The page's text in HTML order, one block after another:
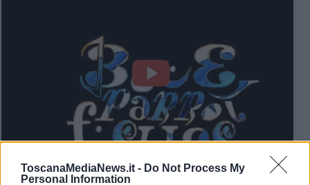
ToscanaMediaNews.it - Do Not Process My
Personal Information